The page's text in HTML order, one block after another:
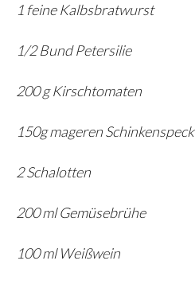
1 feine Kalbsbratwurst
1/2 Bund Petersilie
200 g Kirschtomaten
150g mageren Schinkenspeck
2 Schalotten
200 ml Gemüsebrühe
100 ml Weißwein